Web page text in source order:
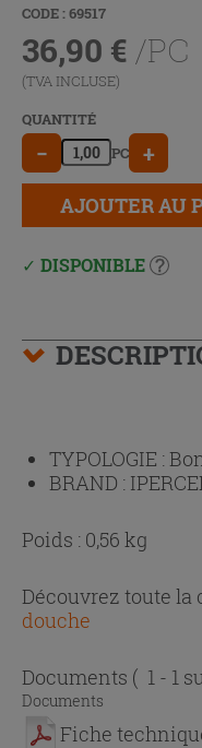
CODE : 69517
36,90 € /PC
(TVA INCLUSE)
QUANTITÉ
− PC +
AJOUTER AU
DISPONIBLE
TYPOLOGIE :
BRAND :
Poids : 0,56 kg
Découvrez toute la
douche
Documents ( 1 - 1
Documents
Fiche